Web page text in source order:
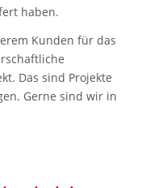
haben.
Kunden für das
Das sind Projekte
Gerne sind wir in